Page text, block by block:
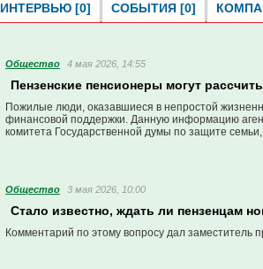
ИНТЕРВЬЮ [0] СОБЫТИЯ [0]
Общество 4 мая 2026, 14:55
Пензенские пенсионеры могут
Пожилые люди, оказавшиеся в непростой
финансовой поддержки. Данную информацию
комитета Государственной думы по защите
Общество 3 мая 2026, 10:00
Стало известно, ждать ли пензенцам
Комментарий по этому вопросу дал заместитель